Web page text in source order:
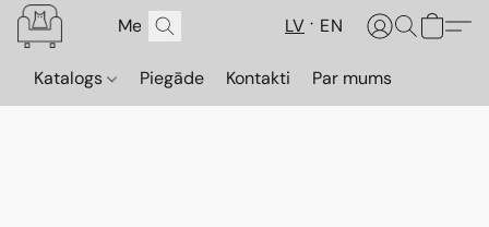
LV EN
Katalogs Piegāde Kontakti Par mums